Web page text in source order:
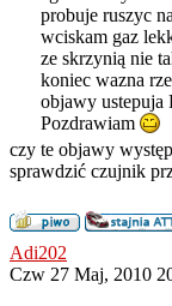
probuje ruszyc
wciskam gaz
ze skrzynią nie
koniec wazna
objawy ustepuja
Pozdrawiam
czy te objawy
sprawdzić czujnik
Adi202
Czw 27 Maj, 2010